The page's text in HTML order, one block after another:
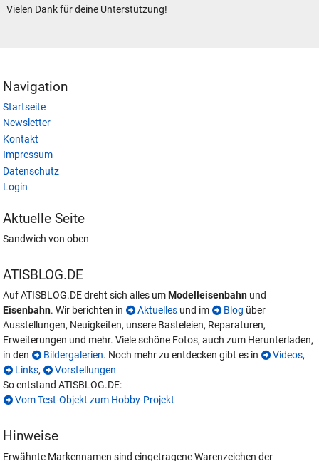
Vielen Dank für deine Unterstützung!
Navigation
Startseite
Newsletter
Kontakt
Impressum
Datenschutz
Login
Aktuelle Seite
Sandwich von oben
ATISBLOG.DE
Auf ATISBLOG.DE dreht sich alles umModelleisenbahn und
Eisenbahn. Wir berichten in Aktuelles und im Blog über
Ausstellungen, Neuigkeiten, unsere Basteleien, Reparaturen,
Erweiterungen und mehr. Viele schöne Fotos, auch zum Herunterladen,
in den
Bildergalerien. Noch mehr zu entdecken gibt es in Videos,
Links,
Vorstellungen
So entstand ATISBLOG.DE:
Vom Test-Objekt zum Hobby-Projekt
Hinweise
Erwähnte Markennamen sind eingetragene Warenzeichen der